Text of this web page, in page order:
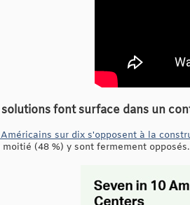
solutions font surface dans un
Américains sur dix s'opposent à la
moitié (48 %) y sont fermement